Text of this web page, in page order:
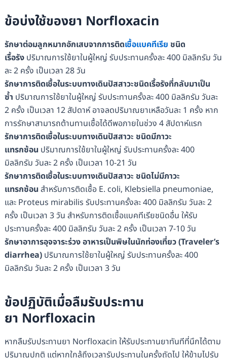
ข้อบ่งใช้ของยา Norfloxacin
รักษาต่อมลูกหมากอักเสบจากการติดเชื้อแบคทีเรีย ชนิด
เรื้อรังปริมาณการใช้ยาในผู้ใหญ่ รับประทานครั้งละ 400 มิลลิกรัม วัน
ละ 2 ครั้ง เป็นเวลา 28 วัน
รักษาการติดเชื้อในระบบทางเดินปัสสาวะชนิดเรื้อรังที่กลับมาเป็น
ซ้ำ ปริมาณการใช้ยาในผู้ใหญ่ รับประทานครั้งละ 400 มิลลิกรัม วันละ
2 ครั้ง เป็นเวลา 12 สัปดาห์ อาจลดปริมาณยาเหลือวันละ 1 ครั้ง หาก
การรักษาสามารถต้านทานเชื้อได้ดีพอภายในช่วง 4 สัปดาห์แรก
รักษาการติดเชื้อในระบบทางเดินปัสสาวะ ชนิดมีภาวะ
แทรกซ้อน ปริมาณการใช้ยาในผู้ใหญ่ รับประทานครั้งละ 400
มิลลิกรัม วันละ 2 ครั้ง เป็นเวลา 10-21 วัน
รักษาการติดเชื้อในระบบทางเดินปัสสาวะ ชนิดไม่มีภาวะ
แทรกซ้อน สำหรับการติดเชื้อ E. coli, Klebsiella pneumoniae,
และ Proteus mirabilis รับประทานครั้งละ 400 มิลลิกรัม วันละ 2
ครั้ง เป็นเวลา 3 วัน สำหรับการติดเชื้อแบคทีเรียชนิดอื่น ให้รับ
ประทานครั้งละ 400 มิลลิกรัม วันละ 2 ครั้ง เป็นเวลา 7-10 วัน
รักษาอาการอุจจาระร่วง อาหารเป็นพิษในนักท่องเที่ยว (Traveler’s
diarrhea) ปริมาณการใช้ยาในผู้ใหญ่ รับประทานครั้งละ 400
มิลลิกรัม วันละ 2 ครั้ง เป็นเวลา 3 วัน
ข้อปฏิบัติเมื่อลืมรับประทาน
ยา Norfloxacin
หากลืมรับประทานยา Norfloxacin ให้รับประทานยาทันทีที่นึกได้ตาม
ปริมาณปกติ แต่หากใกล้ถึงเวลารับประทานในครั้งถัดไป ให้ข้ามไปรับ